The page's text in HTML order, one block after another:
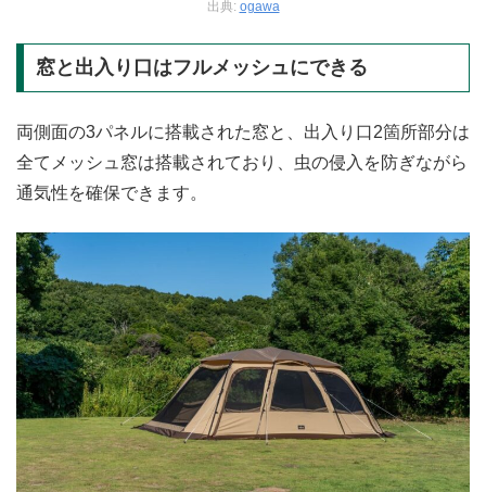
出典: ogawa
窓と出入り口はフルメッシュにできる
両側面の3パネルに搭載された窓と、出入り口2箇所部分は
全てメッシュ窓は搭載されており、虫の侵入を防ぎながら
通気性を確保できます。